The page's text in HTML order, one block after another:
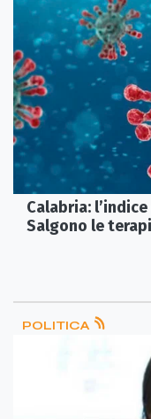
Calabria:
Salgono le
POLITICA